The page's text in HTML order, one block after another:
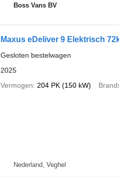
Boss Vans BV
Maxus eDeliver 9 Elektrisch
Gesloten bestelwagen
2025
Vermogen
204 PK (150 kW)
Nederland, Veghel